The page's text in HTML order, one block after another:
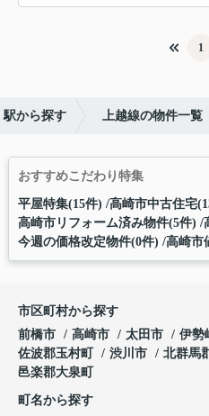
1
駅から探す 上越線の物件一覧
おすすめこだわり特集
平屋特集(15件) 高崎市中古住宅
高崎市リフォーム済み物件(5件)
今週の価格改定物件(0件) 高崎市
市区町村から探す
前橋市
高崎市 太田市 伊勢
佐波郡玉村町
渋川市 北群馬
邑楽郡大泉町
町名から探す